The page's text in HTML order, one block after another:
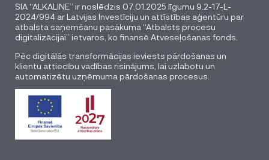
SIA “ALKALINE” ir noslēdzis 07.01.2025 līgumu 9.2-17-L-
2024/994 ar Latvijas Investīciju un attīstības aģentūru par
atbalsta saņemšanu pasākuma “Atbalsts procesu
digitalizācijai” ietvaros, ko finansē Atveseļošanas fonds.
Pēc digitālās transformācijas ieviests pārdošanas un
klientu attiecību vadības risinājums, lai uzlabotu un
automatizētu uzņēmuma pārdošanas procesus.